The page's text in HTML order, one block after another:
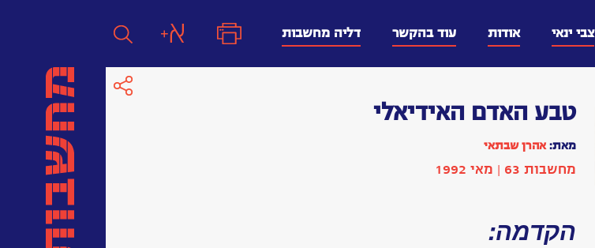
צבי ינאי אודות עוד בהקשר דליה מחשבות
טבע האדם האידיאלי
מאת: אהרן שבתאי
מחשבות 63 | מאי 1992
הקדמה: